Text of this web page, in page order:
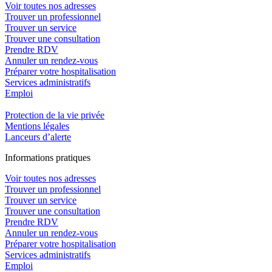
Voir toutes nos adresses
Trouver un professionnel
Trouver un service
Trouver une consultation
Prendre RDV
Annuler un rendez-vous
Préparer votre hospitalisation
Services administratifs
Emploi​
Protection de la vie privée
Mentions légales
Lanceurs d’alerte
Informations pratiques
Voir toutes nos adresses
Trouver un professionnel
Trouver un service
Trouver une consultation
Prendre RDV
Annuler un rendez-vous
Préparer votre hospitalisation
Services administratifs
Emploi​